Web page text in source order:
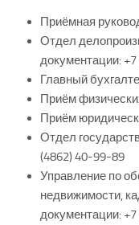
Приёмная
Отдел
документации:
Главный
Приём
Приём
Отдел
(4862) 40-99-89
Управление по
недвижимости,
документации: